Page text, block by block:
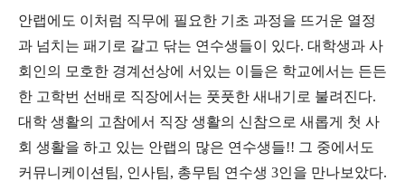
안랩에도 이처럼 직무에 필요한 기초 과정을 뜨거운 열정
과 넘치는 패기로 갈고 닦는 연수생들이 있다. 대학생과 사
회인의 모호한 경계선상에 서있는 이들은 학교에서는 든든
한 고학번 선배로 직장에서는 풋풋한 새내기로 불려진다.
대학 생활의 고참에서 직장 생활의 신참으로 새롭게 첫 사
회 생활을 하고 있는 안랩의 많은 연수생들!! 그 중에서도
커뮤니케이션팀, 인사팀, 총무팀 연수생 3인을 만나보았다.